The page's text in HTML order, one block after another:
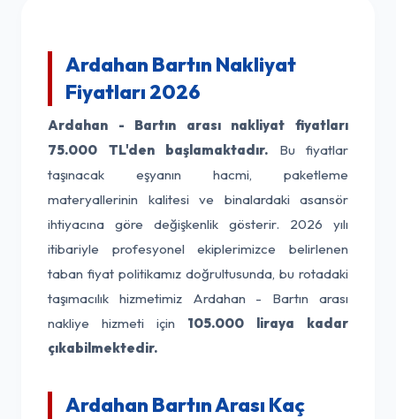
Ardahan Bartın Nakliyat
Fiyatları 2026
Ardahan - Bartın arası nakliyat fiyatları
75.000 TL'den başlamaktadır. Bu fiyatlar
taşınacak eşyanın hacmi, paketleme
materyallerinin kalitesi ve binalardaki asansör
ihtiyacına göre değişkenlik gösterir. 2026 yılı
itibariyle profesyonel ekiplerimizce belirlenen
taban fiyat politikamız doğrultusunda, bu rotadaki
taşımacılık hizmetimiz Ardahan - Bartın arası
nakliye hizmeti için 105.000 liraya kadar
çıkabilmektedir.
Ardahan Bartın Arası Kaç